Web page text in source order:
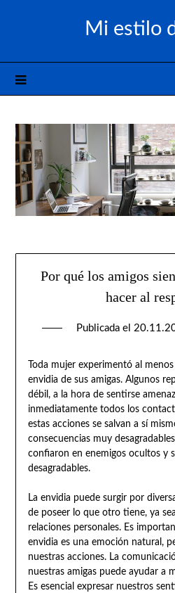
Mi estilo
Por qué los amigos
hacer al
Publicada el
Toda mujer experimentó al
envidia de sus amigas. Algunos
débil, a la hora de sentirse
inmediatamente todos los
estas acciones se salvan a sí
consecuencias muy
confiaron en enemigos ocultos y
desagradables.
La envidia puede surgir por
de poseer lo que otro tiene, ya
relaciones personales. Es
envidia es una emoción natural,
nuestras acciones. La
nuestras amigas puede ayudar a
Es esencial expresar nuestros